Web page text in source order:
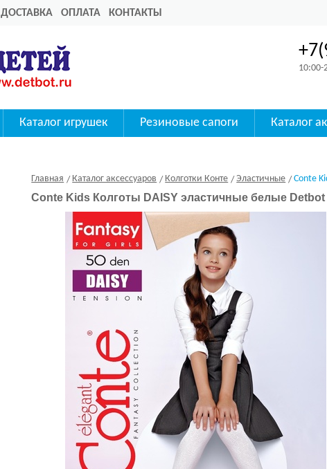
ДОСТАВКА ОПЛАТА КОНТАКТЫ
10:00-
Каталог игрушек Резиновые сапоги Каталог
Главная Каталог аксессуаров Колготки Конте Эластичные Conte
Conte Kids Колготы DAISY эластичные белые Detbot